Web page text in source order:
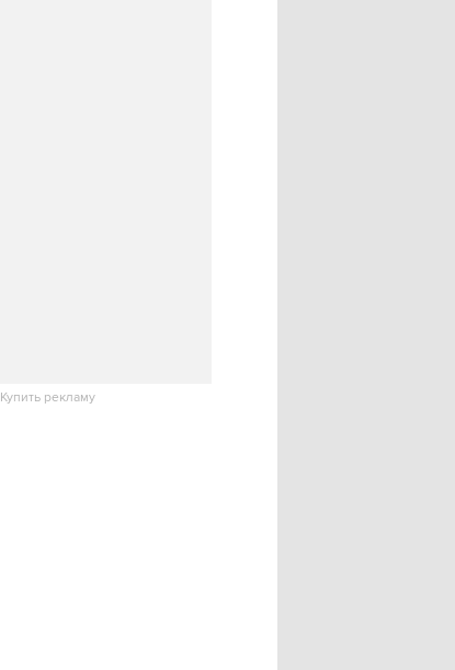
Купить рекламу